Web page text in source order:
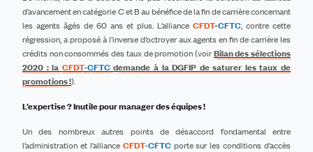
d’avancement en catégorie C et B au bénéfice de la fin de carrière concernant
les agents âgés de 60 ans et plus. L’alliance CFDT-CFTC, contre cette
régression, a proposé à l’inverse d’octroyer aux agents en fin de carrière les
crédits non consommés des taux de promotion (voirBilan des sélections
2020 : la CFDT-CFTCdemande à la DGFIP de saturer les taux de
promotions !).
L’expertise ? Inutile pour manager des équipes !
Un des nombreux autres points de désaccord fondamental entre
l’administration et l’alliance CFDT-CFTCporte sur les conditions d’accès